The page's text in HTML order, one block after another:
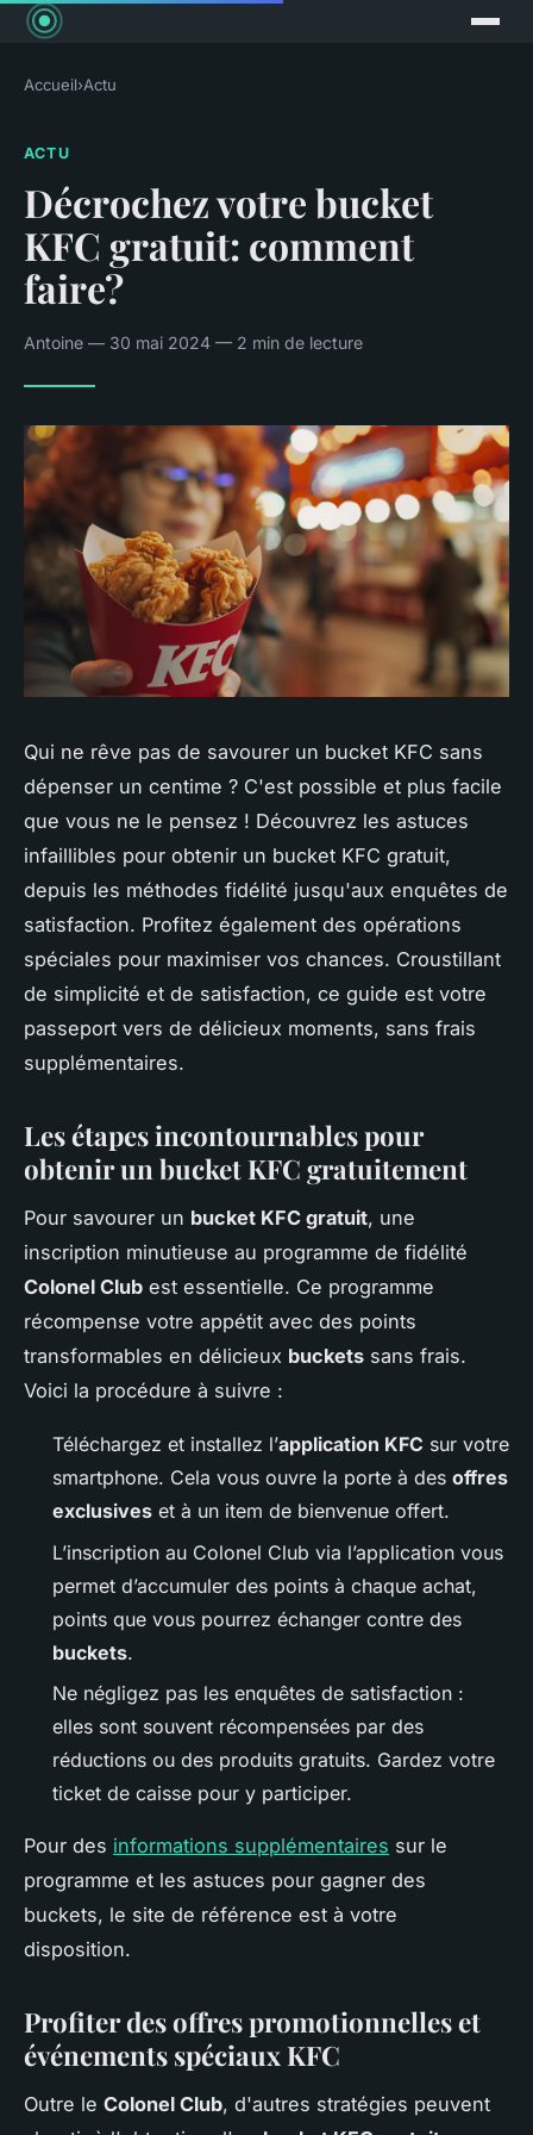
Accueil›Actu
ACTU
Décrochez votre bucket
KFC gratuit: comment
faire?
Antoine — 30 mai 2024 — 2 min de lecture
Qui ne rêve pas de savourer un bucket KFC sans
dépenser un centime ? C'est possible et plus facile
que vous ne le pensez ! Découvrez les astuces
infaillibles pour obtenir un bucket KFC gratuit,
depuis les méthodes fidélité jusqu'aux enquêtes de
satisfaction. Profitez également des opérations
spéciales pour maximiser vos chances. Croustillant
de simplicité et de satisfaction, ce guide est votre
passeport vers de délicieux moments, sans frais
supplémentaires.
Les étapes incontournables pour
obtenir un bucket KFC gratuitement
Pour savourer un bucket KFC gratuit, une
inscription minutieuse au programme de fidélité
Colonel Club est essentielle. Ce programme
récompense votre appétit avec des points
transformables en délicieux buckets sans frais.
Voici la procédure à suivre :
Téléchargez et installez l’application KFC sur votre
smartphone. Cela vous ouvre la porte à des offres
exclusives et à un item de bienvenue offert.
L’inscription au Colonel Club via l’application vous
permet d’accumuler des points à chaque achat,
points que vous pourrez échanger contre des
buckets.
Ne négligez pas les enquêtes de satisfaction :
elles sont souvent récompensées par des
réductions ou des produits gratuits. Gardez votre
ticket de caisse pour y participer.
Pour des informations supplémentaires sur le
programme et les astuces pour gagner des
buckets, le site de référence est à votre
disposition.
Profiter des offres promotionnelles et
événements spéciaux KFC
Outre le Colonel Club, d'autres stratégies peuvent